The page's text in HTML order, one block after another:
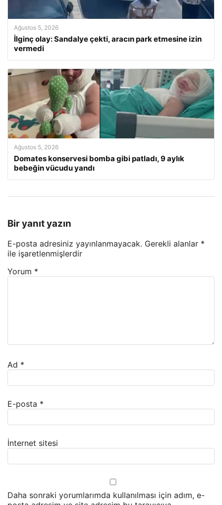
Ağustos 5, 2026
İlginç olay: Sandalye çekti, aracın park etmesine izin
vermedi
Ağustos 5, 2026
Domates konservesi bomba gibi patladı, 9 aylık
bebeğin vücudu yandı
Bir yanıt yazın
E-posta adresiniz yayınlanmayacak. Gerekli alanlar *
ile işaretlenmişlerdir
Yorum *
Ad *
E-posta *
İnternet sitesi
Daha sonraki yorumlarımda kullanılması için adım, e-